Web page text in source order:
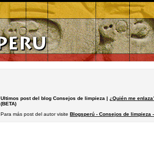
Ultimos post del blog Consejos de limpieza | ¿Quién me
(BETA)
Para más post del autor visite Blogsperú - Consejos de limpieza